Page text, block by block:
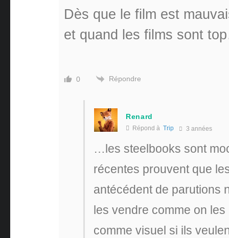
Dès que le film est
et quand les films sont
0 Répondre
Renard
Répond à Trip 3 années
…les steelbooks sont
récentes prouvent que
antécédent de parutions
les vendre comme on
comme visuel si ils